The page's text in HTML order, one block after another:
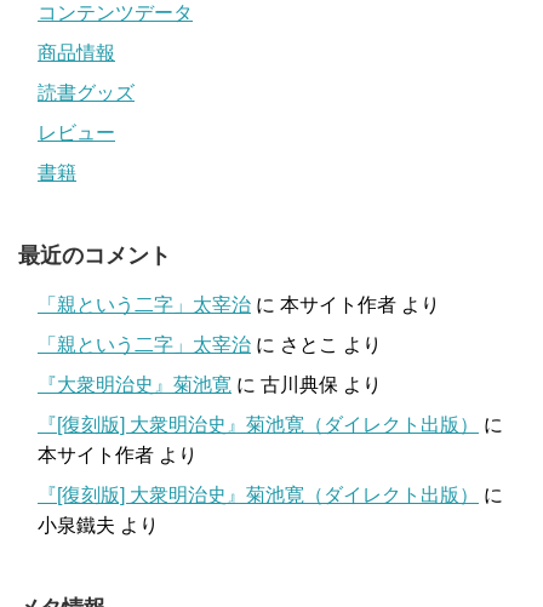
コンテンツデータ
商品情報
読書グッズ
レビュー
書籍
最近のコメント
「親という二字」太宰治 に 本サイト作者 より
「親という二字」太宰治 に さとこ より
『大衆明治史』菊池寛 に 古川典保 より
『[復刻版] 大衆明治史』菊池寛（ダイレクト出版）
に
本サイト作者 より
『[復刻版] 大衆明治史』菊池寛（ダイレクト出版）
に
小泉鐵夫 より